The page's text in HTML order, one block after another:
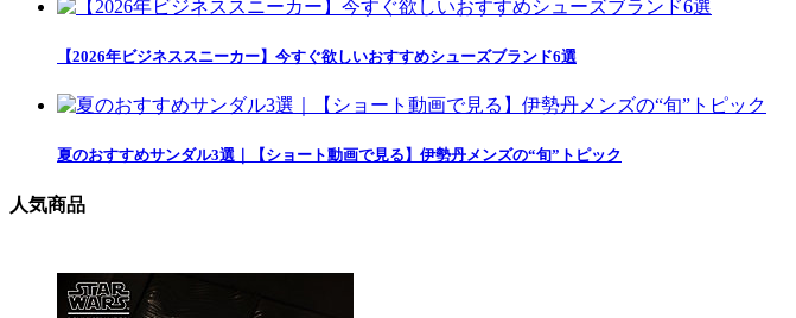
【2026年ビジネススニーカー】今すぐ欲しいおすすめシューズブランド6選
夏のおすすめサンダル3選｜【ショート動画で見る】伊勢丹メンズの“旬”トピック
人気商品